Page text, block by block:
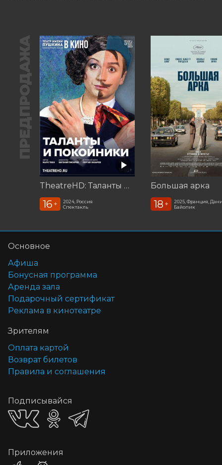
ПРЕДПРОДАЖА
TheatreHD: Таланты и покойники
16 +
2024, Россия
Спектакль
Большая арка
18 +
2025, Франция,
Байопик
Основное
Афиша
Бонусная программа
Аренда зала
Подарочный сертификат
Реклама в кинотеатре
Зрителям
Оплата картой
Возврат билетов
Правила и соглашения
Подписывайся
Приложения